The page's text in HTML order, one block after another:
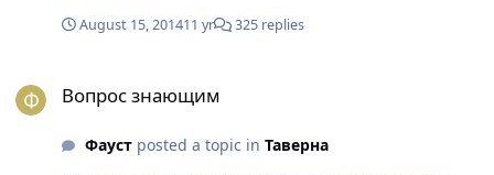
August 15, 201411 yr 325 replies
Вопрос знающим
Фаустposted a topic in Таверна